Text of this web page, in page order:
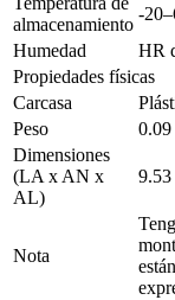
almacenamiento
-
Humedad
HR
Propiedades físicas
Carcasa
Peso
Dimensiones
(LA x AN x
AL)
Nota